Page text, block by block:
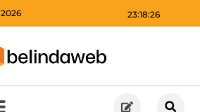
23:18:27